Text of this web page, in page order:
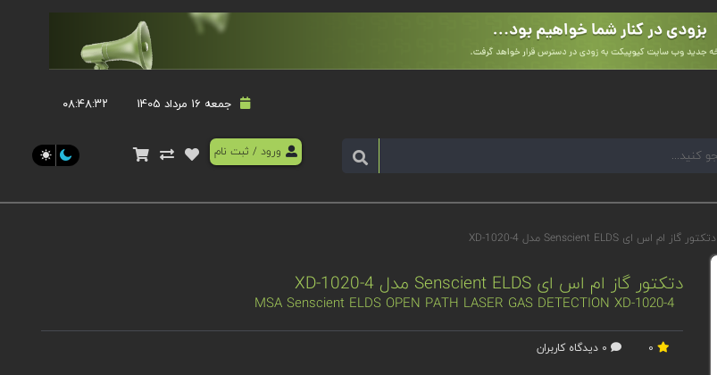
جمعه 16 مرداد 1405 ۰۸:۴۸:۳۲
ورود / ثبت نام
دتکتور گاز ام اس ای Senscient ELDS مدل XD-1020-4
دتکتور گاز ام اس ای Senscient ELDS مدل XD-1020-4
MSA Senscient ELDS OPEN PATH LASER GAS DETECTION XD-1020-4